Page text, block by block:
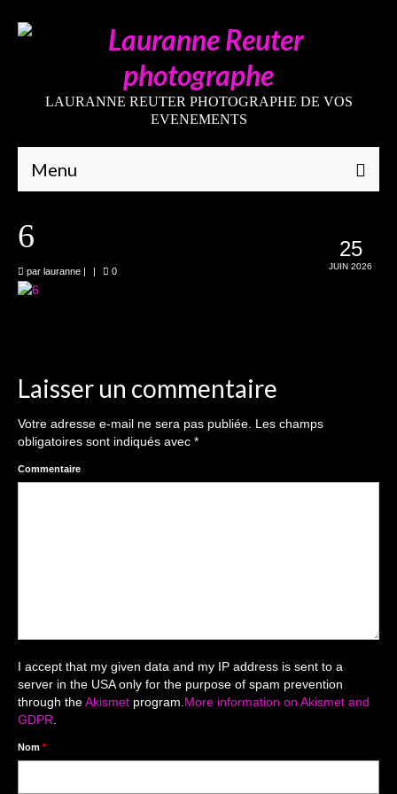
LAURANNE REUTER PHOTOGRAPHE DE VOS
EVENEMENTS
Menu
The smash cake: 1 an / 2
Séance Noël
Enfants
Reportages / Nature morte
Galeries Privées
séance du 25.04.26
25
JUIN 2026
6
par lauranne | | 0
Laisser un commentaire
Votre adresse e-mail ne sera pas publiée. Les champs
obligatoires sont indiqués avec *
Commentaire
I accept that my given data and my IP address is sent to a
server in the USA only for the purpose of spam prevention
through theAkismet program.More information on Akismet and
GDPR.
Nom *